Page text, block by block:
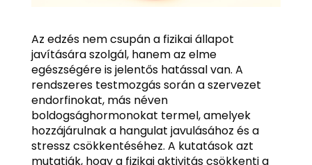
Az edzés nem csupán a fizikai állapot
javítására szolgál, hanem az elme
egészségére is jelentős hatással van. A
rendszeres testmozgás során a szervezet
endorfinokat, más néven
boldogsághormonokat termel, amelyek
hozzájárulnak a hangulat javulásához és a
stressz csökkentéséhez. A kutatások azt
mutatják, hogy a fizikai aktivitás csökkenti a